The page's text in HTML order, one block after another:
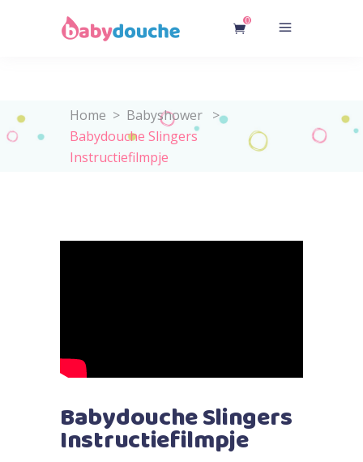
0
Home > Babyshower >
Babydouche Slingers
Instructiefilmpje
Babydouche Slingers
Instructiefilmpje